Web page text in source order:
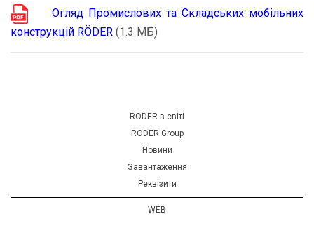
Огляд Промислових та Складських мобільних
конструкцій RÖDER (1.3 MБ)
RODER в світі
RODER Group
Новини
Завантаження
Реквізити
WEB